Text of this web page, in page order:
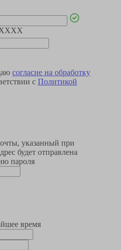
согласие на обработку
с Политикой
указанный при
будет отправлена
пароля
время